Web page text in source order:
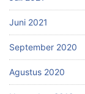
Juni 2021
September 2020
Agustus 2020